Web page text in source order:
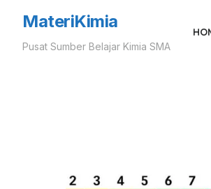
MateriKimia
Pusat Sumber Belajar Kimia SMA